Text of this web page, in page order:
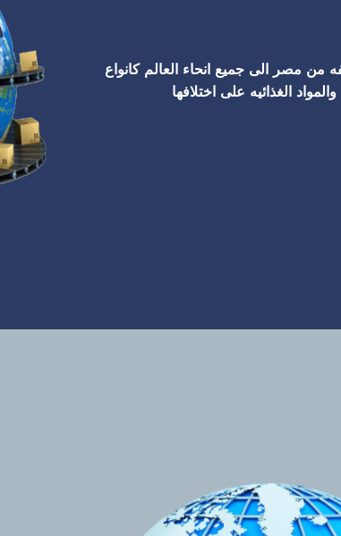
من مصر الى جميع انحاء العالم كانواع
الغذائيه على اختلافها